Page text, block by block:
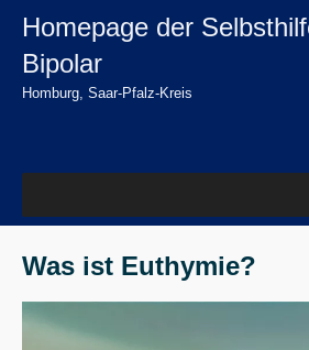
springen
Zum
springen
Homepage der
Bipolar
Homburg, Saar-Pfalz-Kreis
Was ist Euthymie?